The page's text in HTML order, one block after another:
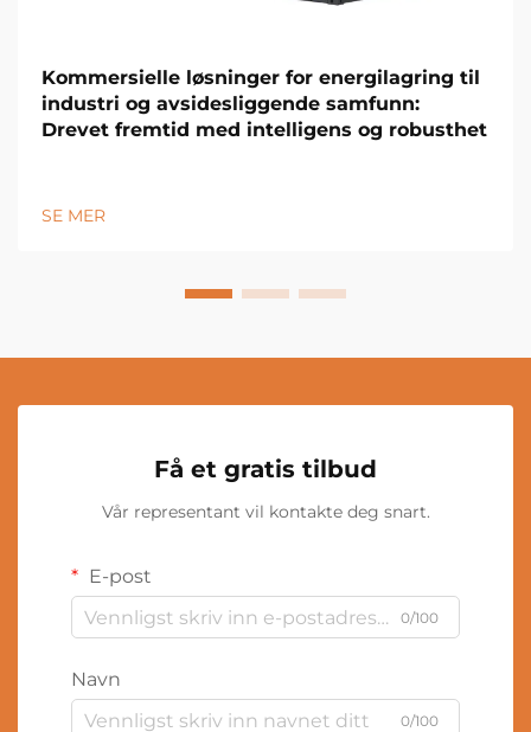
Kommersielle løsninger for energilagring til
industri og avsidesliggende samfunn:
Drevet fremtid med intelligens og robusthet
SE MER
Få et gratis tilbud
Vår representant vil kontakte deg snart.
E-post
0/100
Navn
0/100